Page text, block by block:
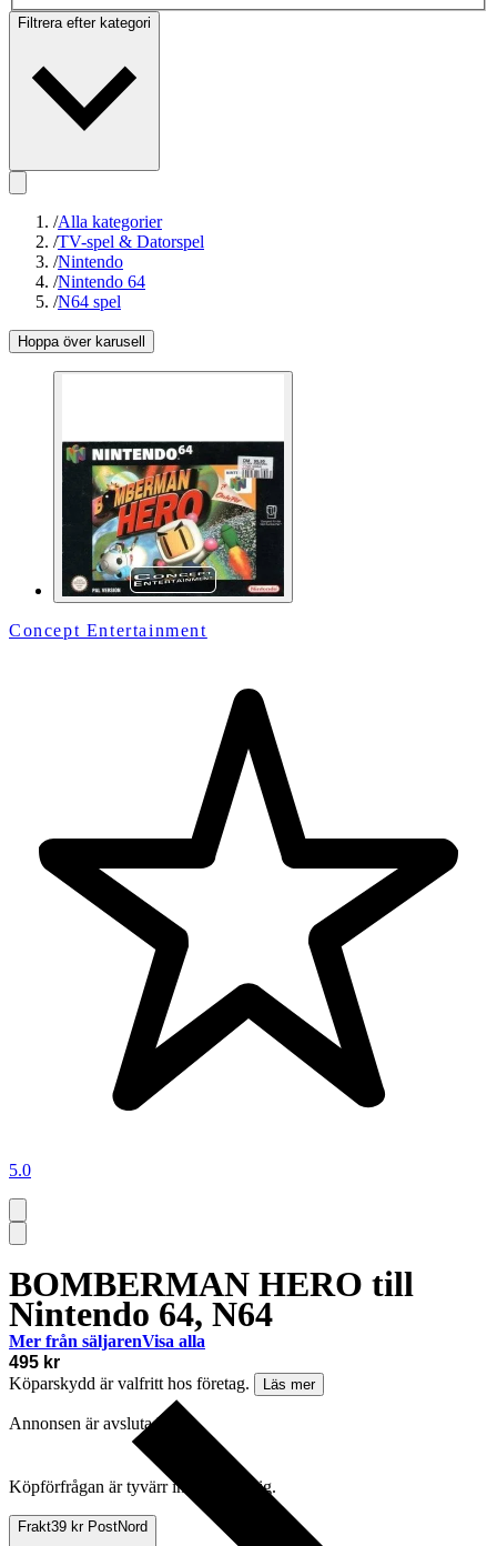
Filtrera efter kategori
/Alla kategorier
/TV-spel & Datorspel
/Nintendo
/Nintendo 64
/N64 spel
Hoppa över karusell
Concept Entertainment
5.0
BOMBERMAN HERO till
Nintendo 64, N64
495 kr
Köparskydd är valfritt hos företag.
Läs mer
Annonsen är avslutad
Köpförfrågan är tyvärr inte tillgänglig.
Frakt39 kr PostNord
Mer från säljarenVisa alla